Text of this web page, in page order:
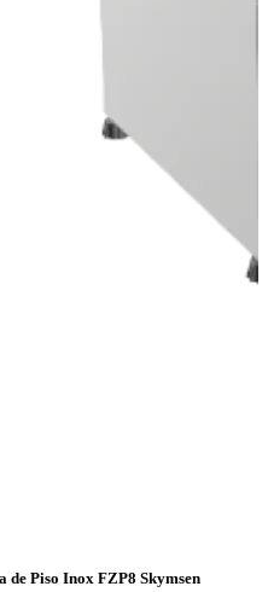
Piso Inox FZP8 Skymsen